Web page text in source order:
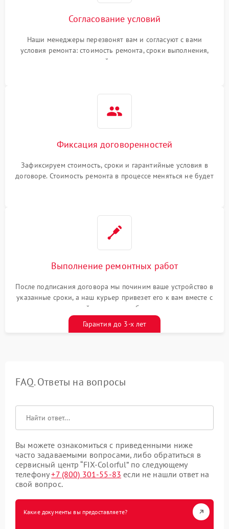
Согласование условий
Наши менеджеры перезвонят вам и согласуют с вами
условия ремонта: стоимость ремонта, сроки выполнения,
гарантийные условия
Фиксация договоренностей
Зафиксируем стоимость, сроки и гарантийные условия в
договоре. Стоимость ремонта в процессе меняться не будет
Выполнение ремонтных работ
После подписания договора мы починим ваше устройство в
указанные сроки, а наш курьер привезет его к вам вместе с
гарантийным талоном бесплатно
Гарантия до 3-х лет
FAQ. Ответы на вопросы
Вы можете ознакомиться с приведенными ниже
часто задаваемыми вопросами, либо обратиться в
сервисный центр “FIX-Colorful” по следующему
телефону+7 (800) 301-55-83 если не нашли ответ на
свой вопрос.
Какие документы вы предоставляете?